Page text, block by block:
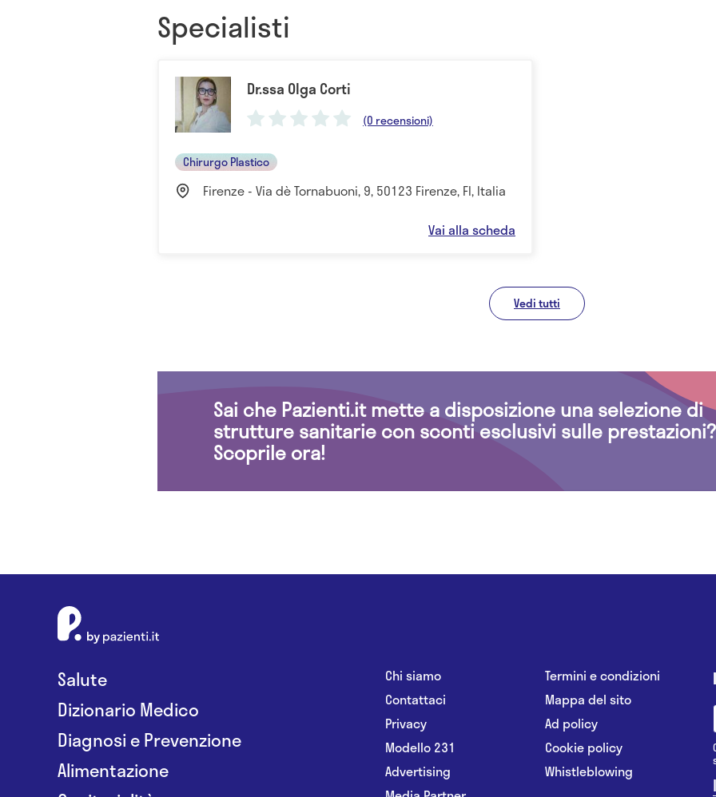
Specialisti
Dr.ssa Olga Corti
(0 recensioni)
Chirurgo Plastico
Firenze - Via dè Tornabuoni, 9, 50123 Firenze, FI, Italia
Vai alla scheda
Vedi tutti
Sai che Pazienti.it mette a disposizione una selezione di
strutture sanitarie con sconti esclusivi sulle prestazioni?
Scoprile ora!
Salute
Dizionario Medico
Diagnosi e Prevenzione
Alimentazione
Chi siamo
Contattaci
Privacy
Modello 231
Advertising
Termini e condizioni
Mappa del sito
Ad policy
Cookie policy
Whistleblowing